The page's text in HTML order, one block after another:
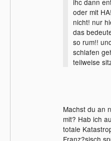
ihc dann
oder mit
nicht! nur
das
so rum!!
schlafen
teilweise
rum und
Machst du an
mit? Hab ich
totale
Franz?sisch